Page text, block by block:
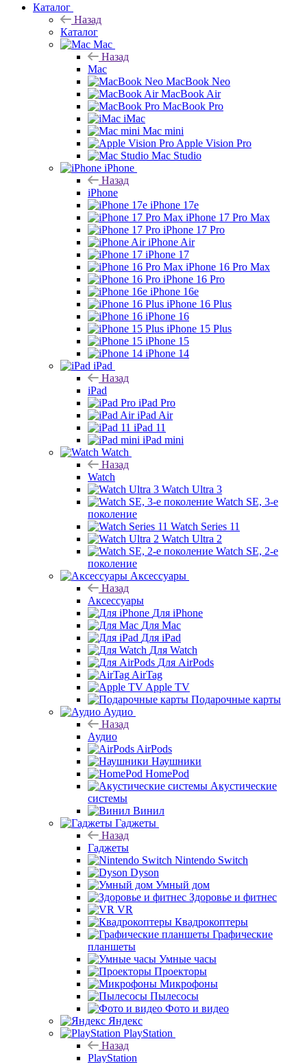
Каталог
Назад
Каталог
Mac
Назад
Mac
MacBook Neo
MacBook Air
MacBook Pro
iMac
Mac mini
Apple Vision Pro
Mac Studio
iPhone
Назад
iPhone
iPhone 17e
iPhone 17 Pro Max
iPhone 17 Pro
iPhone Air
iPhone 17
iPhone 16 Pro Max
iPhone 16 Pro
iPhone 16e
iPhone 16 Plus
iPhone 16
iPhone 15 Plus
iPhone 15
iPhone 14
iPad
Назад
iPad
iPad Pro
iPad Air
iPad 11
iPad mini
Watch
Назад
Watch
Watch Ultra 3
Watch SE, 3-е
поколение
Watch Series 11
Watch Ultra 2
Watch SE, 2-е
поколение
Аксессуары
Назад
Аксессуары
Для iPhone
Для Mac
Для iPad
Для Watch
Для AirPods
AirTag
Apple TV
Подарочные карты
Аудио
Назад
Аудио
AirPods
Наушники
HomePod
Акустические
системы
Винил
Гаджеты
Назад
Гаджеты
Nintendo Switch
Dyson
Умный дом
Здоровье и фитнес
VR
Квадрокоптеры
Графические
планшеты
Умные часы
Проекторы
Микрофоны
Пылесосы
Фото и видео
Яндекс
PlayStation
Назад
PlayStation